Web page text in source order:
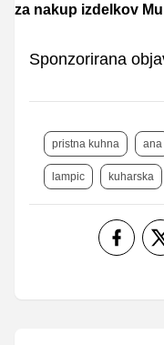
za nakup izdelkov
Sponzorirana
pristna kuhna ana
lampic kuharska